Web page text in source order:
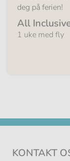
deg på ferien!
All
1 uke med fly
KONTAKT